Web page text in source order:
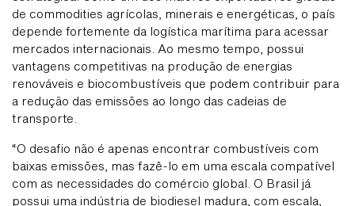
de commodities agrícolas, minerais e energéticas, o país
depende fortemente da logística marítima para acessar
mercados internacionais. Ao mesmo tempo, possui
vantagens competitivas na produção de energias
renováveis e biocombustíveis que podem contribuir para
a redução das emissões ao longo das cadeias de
transporte.
“O desafio não é apenas encontrar combustíveis com
baixas emissões, mas fazê-lo em uma escala compatível
com as necessidades do comércio global. O Brasil já
possui uma indústria de biodiesel madura, com escala,